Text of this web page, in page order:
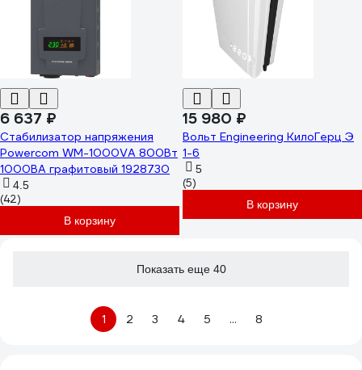
6 637 ₽
Стабилизатор напряжения
Powercom WM-1000VA 800Вт
1000ВА графитовый 1928730
4.5
(42)
В корзину
15 980 ₽
Вольт Engineering КилоГерц Э
1-6
5
(5)
В корзину
Показать еще 40
1 2 3 4 5 ... 8